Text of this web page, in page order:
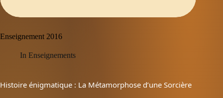
Enseignement 2016
In Enseignements
Histoire énigmatique : La Métamorphose d’une Sorcière